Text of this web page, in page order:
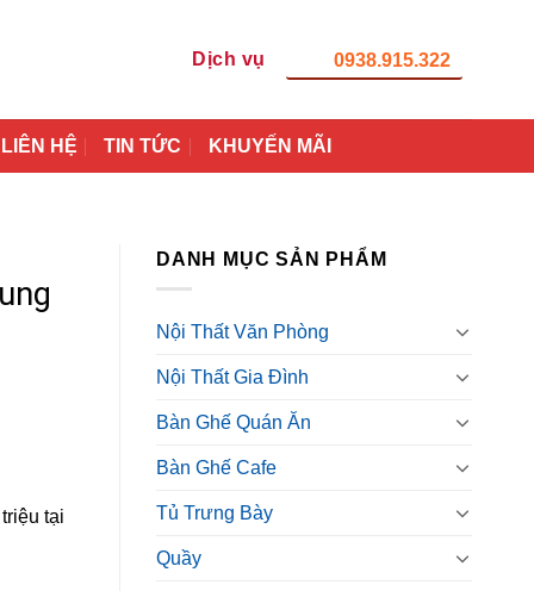
Dịch vụ 0938.915.322
LIÊN HỆ TIN TỨC KHUYẾN MÃI
DANH MỤC SẢN PHẨM
Nội Thất Văn Phòng
Nội Thất Gia Đình
Bàn Ghế Quán Ăn
Bàn Ghế Cafe
Tủ Trưng Bày
Quầy
tại